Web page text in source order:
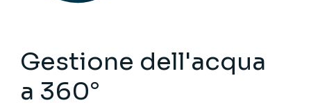
Gestione dell'acqua
a 360°